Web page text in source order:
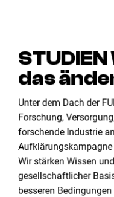
das
Unter dem Dach der
Forschung,
forschende Industrie
Wir stärken Wissen
gesellschaftlicher
besseren